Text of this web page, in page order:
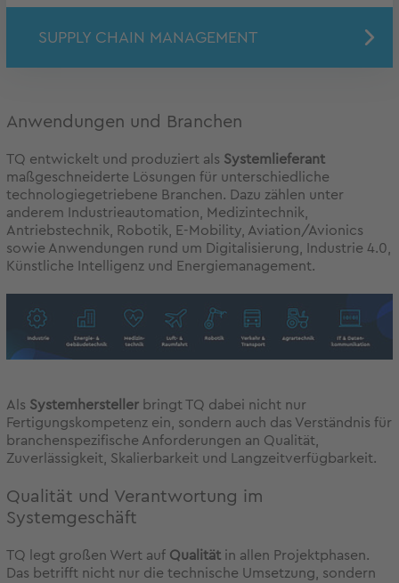
SUPPLY CHAIN MANAGEMENT
Anwendungen und Branchen
TQ entwickelt und produziert als Systemlieferant
maßgeschneiderte Lösungen für unterschiedliche
technologiegetriebene Branchen. Dazu zählen unter
anderem Industrieautomation, Medizintechnik,
Antriebstechnik, Robotik, E-Mobility, Aviation/Avionics
sowie Anwendungen rund um Digitalisierung, Industrie 4.0,
Künstliche Intelligenz und Energiemanagement.
Als Systemhersteller bringt TQ dabei nicht nur
Fertigungskompetenz ein, sondern auch das Verständnis für
branchenspezifische Anforderungen an Qualität,
Zuverlässigkeit, Skalierbarkeit und Langzeitverfügbarkeit.
Qualität und Verantwortung im
Systemgeschäft
TQ legt großen Wert auf Qualität in allen Projektphasen.
Das betrifft nicht nur die technische Umsetzung, sondern